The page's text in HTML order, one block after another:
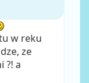
w reku
ze
?! a